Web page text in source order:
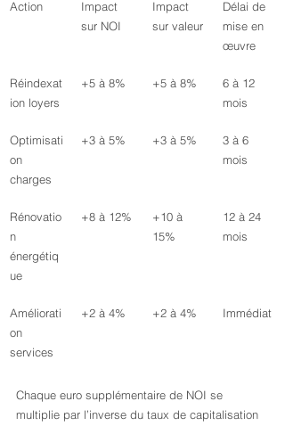
Action
Impact
sur NOI
Impact
sur valeur
Délai de
mise en
œuvre
Réindexat
ion loyers
+5 à 8% +5 à 8%
6 à 12
mois
Optimisati
on
charges
+3 à 5% +3 à 5%
3 à 6
mois
Rénovatio
n
énergétiq
ue
+8 à 12%
+10 à
15%
12 à 24
mois
Améliorati
on
services
+2 à 4% +2 à 4% Immédiat
Chaque euro supplémentaire de NOI se
multiplie par l’inverse du taux de capitalisation